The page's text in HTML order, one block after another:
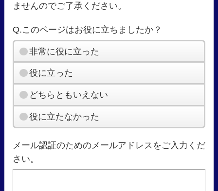
ませんのでご了承ください。
Q.このページはお役に立ちましたか？
非常に役に立った
役に立った
どちらともいえない
役に立たなかった
メール認証のためのメールアドレスをご入力くだ
さい。